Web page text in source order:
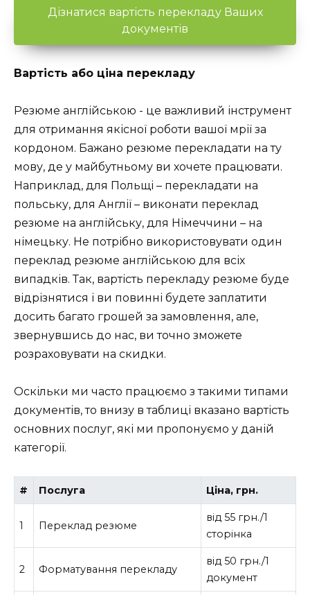
Дізнатися вартість перекладу Ваших
документів
Вартість або ціна перекладу
Резюме англійською - це важливий інструмент
для отримання якісної роботи вашої мрії за
кордоном. Бажано резюме перекладати на ту
мову, де у майбутньому ви хочете працювати.
Наприклад, для Польщі – перекладати на
польську, для Англії – виконати переклад
резюме на англійську, для Німеччини – на
німецьку. Не потрібно використовувати один
переклад резюме англійською для всіх
випадків. Так, вартість перекладу резюме буде
відрізнятися і ви повинні будете заплатити
досить багато грошей за замовлення, але,
звернувшись до нас, ви точно зможете
розраховувати на скидки.
Оскільки ми часто працюємо з такими типами
документів, то внизу в таблиці вказано вартість
основних послуг, які ми пропонуємо у даній
категорії.
# Послуга Ціна, грн.
1 Переклад резюме
від 55 грн./1
сторінка
2 Форматування перекладу
від 50 грн./1
документ